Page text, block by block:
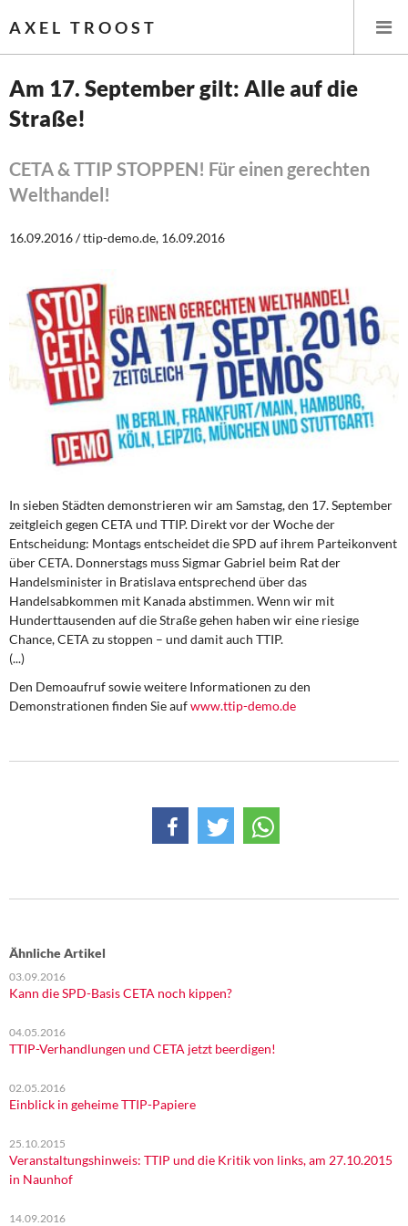
AXEL TROOST
Startseite
Themen
Steuer- und Finanzpolitik
Öffentliche Infrastruktur und Daseinsvorsorge
Eurokrise und Griechenland
Weitere Themen
Memo-Gruppe
Institut Solidarische Moderne
Rosa-Luxemburg-Stiftung
Über mich
Kontakt
Am 17. September gilt: Alle auf die
Straße!
CETA & TTIP STOPPEN! Für einen gerechten
Welthandel!
16.09.2016 / ttip-demo.de, 16.09.2016
In sieben Städten demonstrieren wir am Samstag, den 17. September
zeitgleich gegen CETA und TTIP. Direkt vor der Woche der
Entscheidung: Montags entscheidet die SPD auf ihrem Parteikonvent
über CETA. Donnerstags muss Sigmar Gabriel beim Rat der
Handelsminister in Bratislava entsprechend über das
Handelsabkommen mit Kanada abstimmen. Wenn wir mit
Hunderttausenden auf die Straße gehen haben wir eine riesige
Chance, CETA zu stoppen – und damit auch TTIP.
(...)
Den Demoaufruf sowie weitere Informationen zu den
Demonstrationen finden Sie aufwww.ttip-demo.de
Ähnliche Artikel
03.09.2016
Kann die SPD-Basis CETA noch kippen?
04.05.2016
TTIP-Verhandlungen und CETA jetzt beerdigen!
02.05.2016
Einblick in geheime TTIP-Papiere
25.10.2015
Veranstaltungshinweis: TTIP und die Kritik von links, am 27.10.2015
in Naunhof
14.09.2016